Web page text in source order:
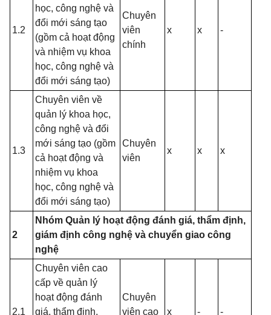
1.2
học, công nghệ và
đổi mới sáng tạo
(gồm cả hoạt động
và nhiệm vụ khoa
học, công nghệ và
đổi mới sáng tạo)
Chuyên
viên
chính
x x -
1.3
Chuyên viên về
quản lý khoa học,
công nghệ và đổi
mới sáng tạo (gồm
cả hoạt động và
nhiệm vụ khoa
học, công nghệ và
đổi mới sáng tạo)
Chuyên
viên
x x x
2
Nhóm Quản lý hoạt động đánh giá, thẩm định,
giám định công nghệ và chuyển giao công
nghệ
2.1
Chuyên viên cao
cấp về quản lý
hoạt động đánh
giá, thẩm định,
Chuyên
viên cao
x - -